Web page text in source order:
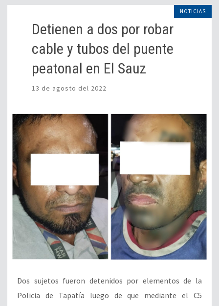
NOTICIAS
Detienen a dos por robar
cable y tubos del puente
peatonal en El Sauz
13 de agosto del 2022
Dos sujetos fueron detenidos por elementos de la
Policia de Tapatía luego de que mediante el C5